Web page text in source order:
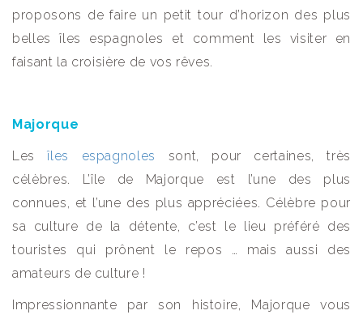
proposons de faire un petit tour d’horizon des plus
belles îles espagnoles et comment les visiter en
faisant la croisière de vos rêves.
Majorque
Lesîles espagnoles
sont, pour certaines, très
célèbres. L’île de Majorque est l’une des plus
connues, et l’une des plus appréciées. Célèbre pour
sa culture de la détente, c’est le lieu préféré des
touristes qui prônent le repos … mais aussi des
amateurs de culture !
Impressionnante par son histoire, Majorque vous